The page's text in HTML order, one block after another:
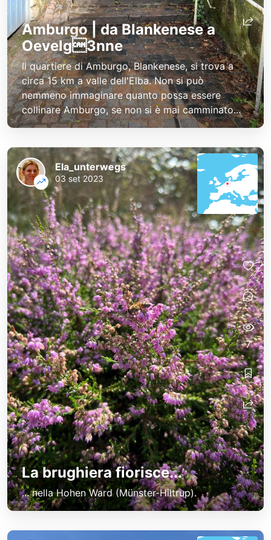
Amburgo | da Blankenese a
Oevelg3nne
Il quartiere di Amburgo, Blankenese, si trova a
circa 15 km a valle dell'Elba. Non si può
nemmeno immaginare quanto possa essere
collinare Amburgo, se non si è mai camminato...
La brughiera fiorisce...
... nella Hohen Ward (Münster-Hiltrup).
Ela_unterwegs
03 set 2023
7